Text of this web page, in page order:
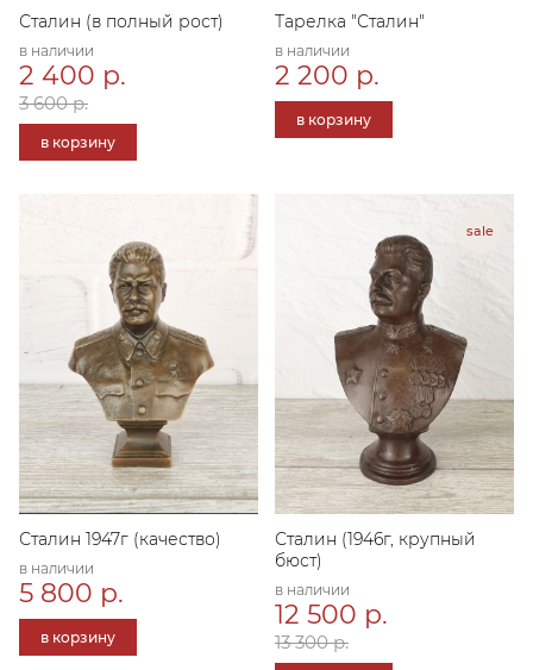
Сталин (в полный рост)
в наличии
2 400 р.
3 600 р.
в корзину
Тарелка "Сталин"
в наличии
2 200 р.
в корзину
Сталин 1947г (качество)
в наличии
5 800 р.
в корзину
Сталин (1946г, крупный
бюст)
в наличии
12 500 р.
13 300 р.